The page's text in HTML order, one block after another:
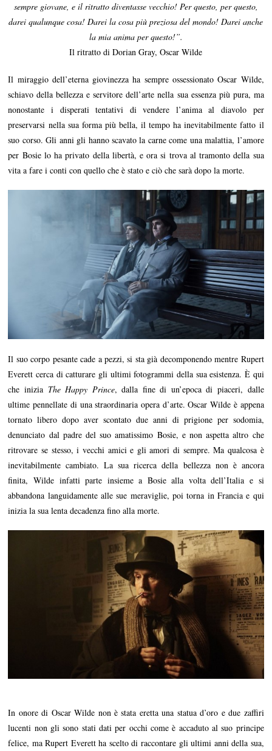
sempre giovane, e il ritratto diventasse vecchio! Per questo, per questo,
darei qualunque cosa! Darei la cosa più preziosa del mondo! Darei anche
la mia anima per questo!”.
Il ritratto di Dorian Gray, Oscar Wilde
Il miraggio dell’eterna giovinezza ha sempre ossessionato Oscar Wilde,
schiavo della bellezza e servitore dell’arte nella sua essenza più pura, ma
nonostante i disperati tentativi di vendere l’anima al diavolo per
preservarsi nella sua forma più bella, il tempo ha inevitabilmente fatto il
suo corso. Gli anni gli hanno scavato la carne come una malattia, l’amore
per Bosie lo ha privato della libertà, e ora si trova al tramonto della sua
vita a fare i conti con quello che è stato e ciò che sarà dopo la morte.
Il suo corpo pesante cade a pezzi, si sta già decomponendo mentre Rupert
Everett cerca di catturare gli ultimi fotogrammi della sua esistenza. È qui
che inizia The Happy Prince, dalla fine di un’epoca di piaceri, dalle
ultime pennellate di una straordinaria opera d’arte. Oscar Wilde è appena
tornato libero dopo aver scontato due anni di prigione per sodomia,
denunciato dal padre del suo amatissimo Bosie, e non aspetta altro che
ritrovare se stesso, i vecchi amici e gli amori di sempre. Ma qualcosa è
inevitabilmente cambiato. La sua ricerca della bellezza non è ancora
finita, Wilde infatti parte insieme a Bosie alla volta dell’Italia e si
abbandona languidamente alle sue meraviglie, poi torna in Francia e qui
inizia la sua lenta decadenza fino alla morte.
In onore di Oscar Wilde non è stata eretta una statua d’oro e due zaffiri
lucenti non gli sono stati dati per occhi come è accaduto al suo principe
felice, ma Rupert Everett ha scelto di raccontare gli ultimi anni della sua,